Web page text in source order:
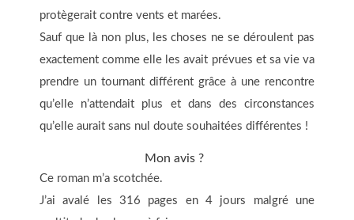
protègerait contre vents et marées.
Sauf que là non plus, les choses ne se déroulent pas
exactement comme elle les avait prévues et sa vie va
prendre un tournant différent grâce à une rencontre
qu’elle n’attendait plus et dans des circonstances
qu’elle aurait sans nul doute souhaitées différentes !
Mon avis ?
Ce roman m’a scotchée.
J’ai avalé les 316 pages en 4 jours malgré une